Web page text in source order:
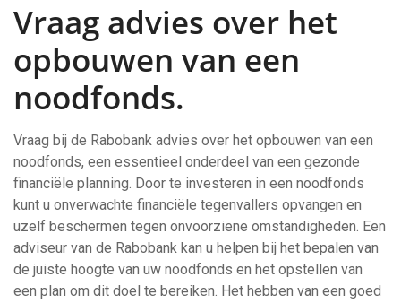
Vraag advies over het
opbouwen van een
noodfonds.
Vraag bij de Rabobank advies over het opbouwen van een
noodfonds, een essentieel onderdeel van een gezonde
financiële planning. Door te investeren in een noodfonds
kunt u onverwachte financiële tegenvallers opvangen en
uzelf beschermen tegen onvoorziene omstandigheden. Een
adviseur van de Rabobank kan u helpen bij het bepalen van
de juiste hoogte van uw noodfonds en het opstellen van
een plan om dit doel te bereiken. Het hebben van een goed